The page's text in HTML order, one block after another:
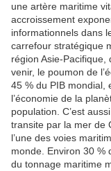
une artère maritime
accroissement
informationnels dans
carrefour stratégique
région Asie-
venir, le poumon de
45 % du PIB mondial,
l’économie de la
population. C’est
transite par la mer de
l’une des voies
monde. Environ 30 %
du tonnage maritime